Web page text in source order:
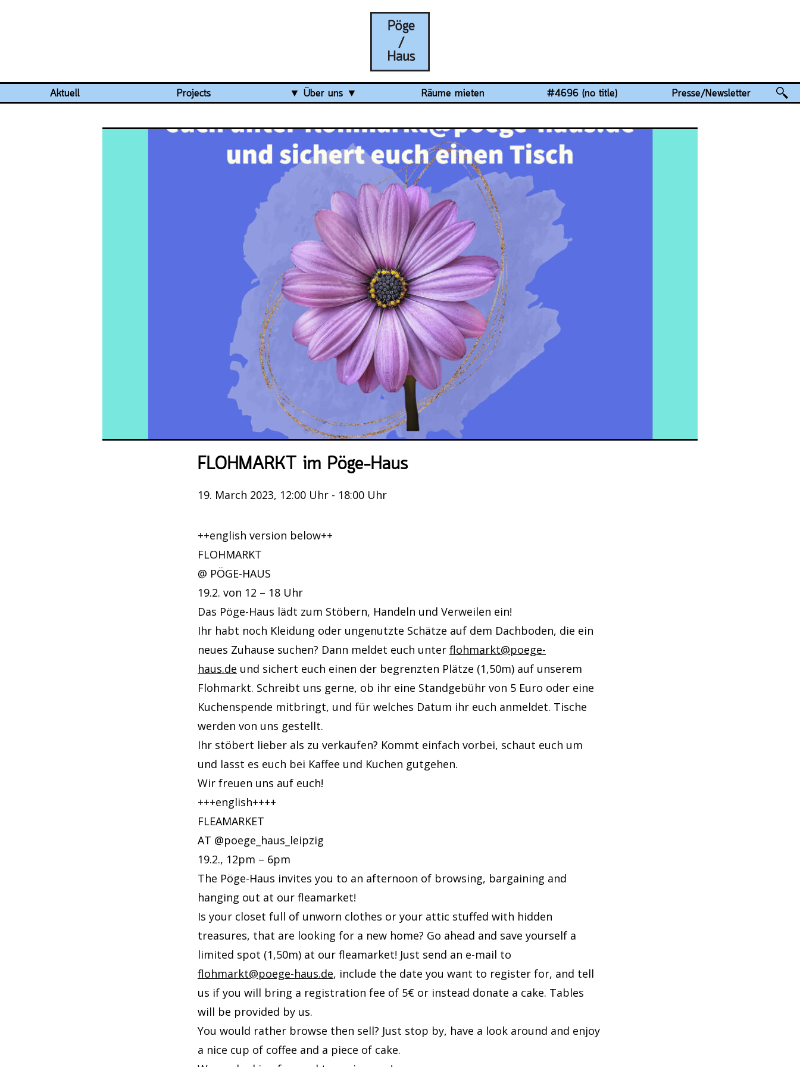
Aktuell Projects
Über uns
Team
Organisation
Veranstaltungsrückblick
Kontakt und Anfahrt
Datenschutz
Räume mieten #4696 (no title) Presse/Newsletter
FLOHMARKT im Pöge-Haus
19. March 2023, 12:00 Uhr - 18:00 Uhr
++english version below++
FLOHMARKT
@ PÖGE-HAUS
19.2. von 12 – 18 Uhr
Das Pöge-Haus lädt zum Stöbern, Handeln und Verweilen ein!
Ihr habt noch Kleidung oder ungenutzte Schätze auf dem Dachboden, die ein
neues Zuhause suchen? Dann meldet euch unter flohmarkt@poege-
haus.de und sichert euch einen der begrenzten Plätze (1,50m) auf unserem
Flohmarkt. Schreibt uns gerne, ob ihr eine Standgebühr von 5 Euro oder eine
Kuchenspende mitbringt, und für welches Datum ihr euch anmeldet. Tische
werden von uns gestellt.
Ihr stöbert lieber als zu verkaufen? Kommt einfach vorbei, schaut euch um
und lasst es euch bei Kaffee und Kuchen gutgehen.
Wir freuen uns auf euch!
+++english++++
FLEAMARKET
AT @poege_haus_leipzig
19.2., 12pm – 6pm
The Pöge-Haus invites you to an afternoon of browsing, bargaining and
hanging out at our fleamarket!
Is your closet full of unworn clothes or your attic stuffed with hidden
treasures, that are looking for a new home? Go ahead and save yourself a
limited spot (1,50m) at our fleamarket! Just send an e-mail to
flohmarkt@poege-haus.de, include the date you want to register for, and tell
us if you will bring a registration fee of 5€ or instead donate a cake. Tables
will be provided by us.
You would rather browse then sell? Just stop by, have a look around and enjoy
a nice cup of coffee and a piece of cake.